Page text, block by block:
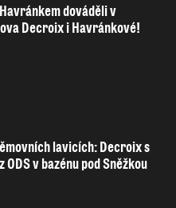
dováděli v
Decroix i Havránkové!
lavicích: Decroix s
ODS v bazénu pod Sněžkou